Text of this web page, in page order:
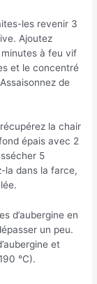
les revenir 3
Ajoutez
minutes à feu vif
et le concentré
de
la chair
épais avec 2
5
la dans la farce,
d’aubergine en
un peu.
et
°C).